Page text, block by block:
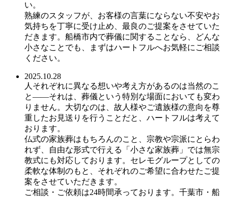
い。
熟練のスタッフが、お客様の言葉にならない不安やお
気持ちを丁寧に受け止め、最良のご提案をさせていた
だきます。船橋市内で葬儀に関することなら、どんな
小さなことでも、まずはハートフルへお気軽にご相談
ください。
2025.10.28
人それぞれに異なる想いや考え方があるのは当然のこ
と――それは、葬儀という特別な場面においても変わ
りません。大切なのは、故人様やご遺族様の意向を尊
重したお見送りを行うことだと、ハートフルは考えて
おります。
仏式の家族葬はもちろんのこと、宗教や宗派にとらわ
れず、自由な形式で行える「小さな家族葬」では無宗
教式にも対応しております。セレモグループとしての
柔軟な体制のもと、それぞれのご希望に合わせたご提
案をさせていただきます。
ご相談・ご依頼は24時間承っております。千葉市・船